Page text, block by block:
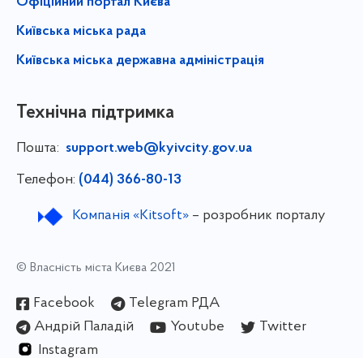
Київська міська рада
Київська міська державна адміністрація
Технічна підтримка
Пошта: support.web@kyivcity.gov.ua
Телефон: (044) 366-80-13
Компанія «Kitsoft»– розробник порталу
© Власність міста Києва 2021
Facebook
Telegram РДА
Андрій Паладій
Youtube
Twitter
Instagram